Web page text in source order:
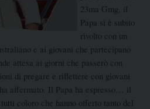
23ma Gmg, il
Papa si è subito
rivolto con un
e ai giovani che partecipano
attesa ai giorni che passerò con
di pregare e riflettere con giovani
affermato. Il Papa ha espresso…
coloro che hanno offerto tanto del